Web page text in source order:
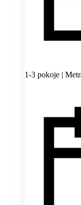
1-3 pokoje |